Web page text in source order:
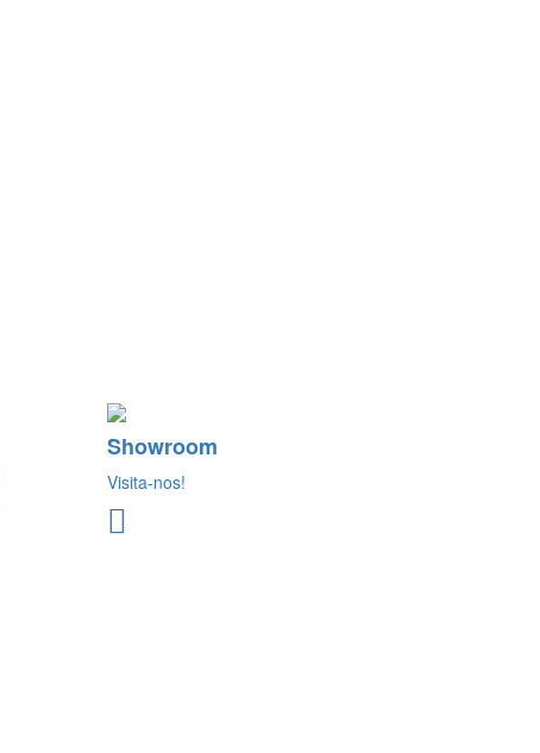
Showroom
Visita-nos!